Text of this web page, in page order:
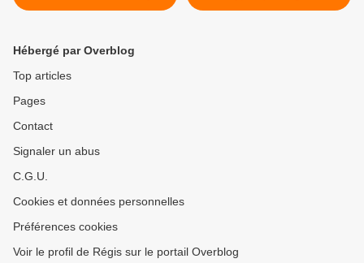
Hébergé par Overblog
Top articles
Pages
Contact
Signaler un abus
C.G.U.
Cookies et données personnelles
Préférences cookies
Voir le profil de Régis sur le portail Overblog